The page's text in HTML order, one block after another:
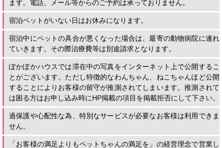
ます。電話、メール等からのご予約は承っておりません。
宿泊ペットがいない日はお休みになります。
宿泊中にペットの具合が悪くなった場合は、最寄の動物病院に連れ
ていきます。その際治療費等は別途請求となります。
ぽかぽかハウスでは滞在中の写真をインターネット上で公開するこ
とがございます。ただし特徴的なわんちゃん、ねこちゃんほど公開
することによりお客様の留守が推測されてしまいます。推測されて
は困る方はお申し込み時にHP掲載の項目を掲載拒否にして下さい。
過保護や心配性な為、特別なサービスが必要なお客様は利用できま
せん。
「お客様の満足よりもペットちゃんの満足を」の経営理念で営業し